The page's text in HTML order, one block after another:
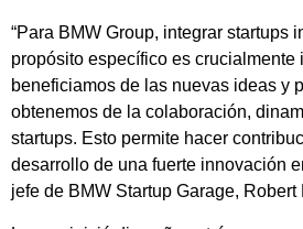
“Para BMW Group, integrar startups
propósito específico es crucialmente
beneficiamos de las nuevas ideas y
obtenemos de la colaboración,
startups. Esto permite hacer
desarrollo de una fuerte innovación
jefe de BMW Startup Garage, Robert